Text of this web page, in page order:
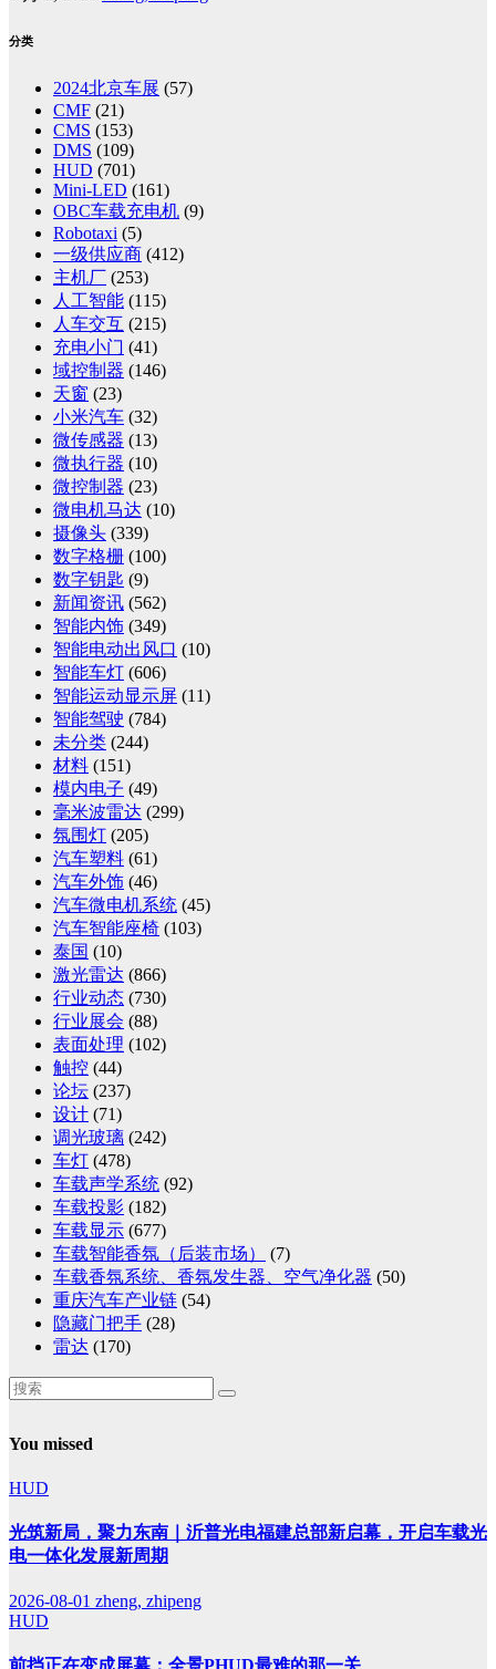
分类
2024北京车展 (57)
CMF (21)
CMS (153)
DMS (109)
HUD (701)
Mini-LED (161)
OBC车载充电机 (9)
Robotaxi (5)
一级供应商 (412)
主机厂 (253)
人工智能 (115)
人车交互 (215)
充电小门 (41)
域控制器 (146)
天窗 (23)
小米汽车 (32)
微传感器 (13)
微执行器 (10)
微控制器 (23)
微电机马达 (10)
摄像头 (339)
数字格栅 (100)
数字钥匙 (9)
新闻资讯 (562)
智能内饰 (349)
智能电动出风口 (10)
智能车灯 (606)
智能运动显示屏 (11)
智能驾驶 (784)
未分类 (244)
材料 (151)
模内电子 (49)
毫米波雷达 (299)
氛围灯 (205)
汽车塑料 (61)
汽车外饰 (46)
汽车微电机系统 (45)
汽车智能座椅 (103)
泰国 (10)
激光雷达 (866)
行业动态 (730)
行业展会 (88)
表面处理 (102)
触控 (44)
论坛 (237)
设计 (71)
调光玻璃 (242)
车灯 (478)
车载声学系统 (92)
车载投影 (182)
车载显示 (677)
车载智能香氛（后装市场）
(7)
车载香氛系统、香氛发生器、空气净化器 (50)
重庆汽车产业链 (54)
隐藏门把手 (28)
雷达 (170)
You missed
HUD
光筑新局，聚力东南｜沂普光电福建总部新启幕，开启车载光
电一体化发展新周期
2026-08-01 zheng, zhipeng
HUD